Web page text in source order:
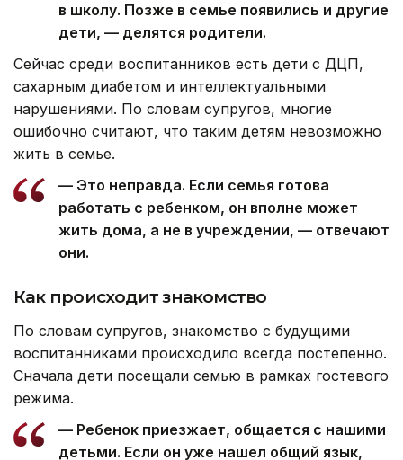
в школу. Позже в семье появились и другие
дети, — делятся родители.
Сейчас среди воспитанников есть дети с ДЦП,
сахарным диабетом и интеллектуальными
нарушениями. По словам супругов, многие
ошибочно считают, что таким детям невозможно
жить в семье.
— Это неправда. Если семья готова
работать с ребенком, он вполне может
жить дома, а не в учреждении, — отвечают
они.
Как происходит знакомство
По словам супругов, знакомство с будущими
воспитанниками происходило всегда постепенно.
Сначала дети посещали семью в рамках гостевого
режима.
— Ребенок приезжает, общается с нашими
детьми. Если он уже нашел общий язык,